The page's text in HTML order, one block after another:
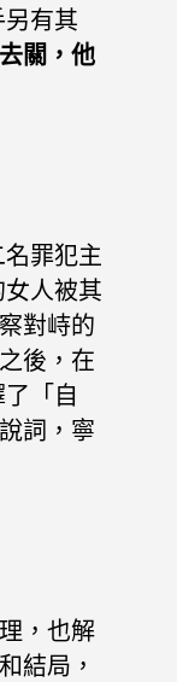
有其
關，他
罪犯主
女人被其
對峙的
後，在
「自
詞，寧
，也解
結局，